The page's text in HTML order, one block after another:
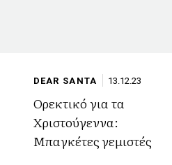
DEAR SANTA 13.12.23
Ορεκτικό για τα
Χριστούγεννα:
Μπαγκέτες γεμιστές